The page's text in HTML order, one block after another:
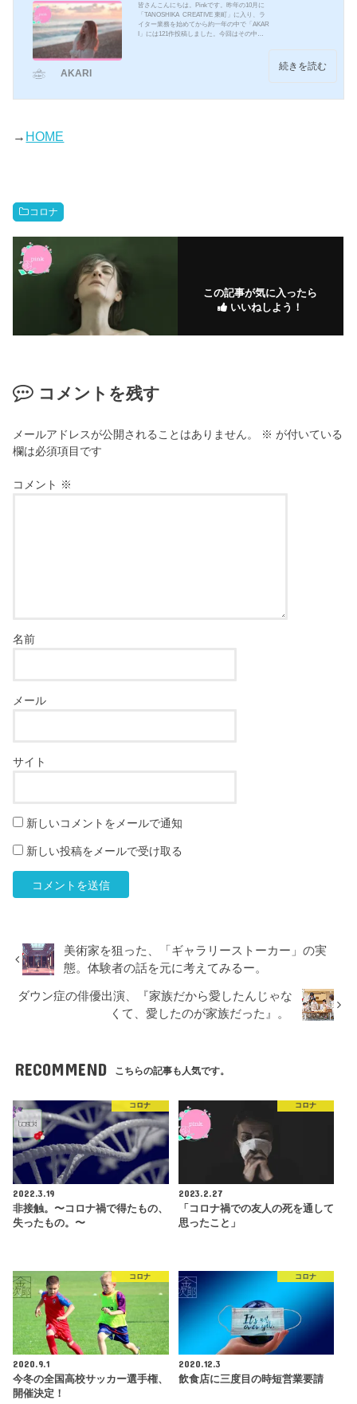
皆さんこんにちは。Pinkです。昨年の10月に
「TANOSHIKA CREATIVE 東町」に入り、ラ
イター業務を始めてから約一年の中で「AKAR
I」には121作投稿しました。今回はその中か
もう書けない貴重な記事です。⒉適応障害に
続きを読む
AKARI
→ HOME
コロナ
この記事が気に入ったら
いいねしよう！
コメントを残す
メールアドレスが公開されることはありません。 ※ が付いている
欄は必須項目です
コメント ※
名前
メール
サイト
新しいコメントをメールで通知
新しい投稿をメールで受け取る
美術家を狙った、「ギャラリーストーカー」の実
態。体験者の話を元に考えてみるー。
ダウン症の俳優出演、『家族だから愛したんじゃな
くて、愛したのが家族だった』。
RECOMMEND こちらの記事も人気です。
コロナ
2022.3.19
非接触。〜コロナ禍で得たもの、
失ったもの。〜
コロナ
2023.2.27
「コロナ禍での友人の死を通して
思ったこと」
コロナ
2020.9.1
今冬の全国高校サッカー選手権、
開催決定！
コロナ
2020.12.3
飲食店に三度目の時短営業要請